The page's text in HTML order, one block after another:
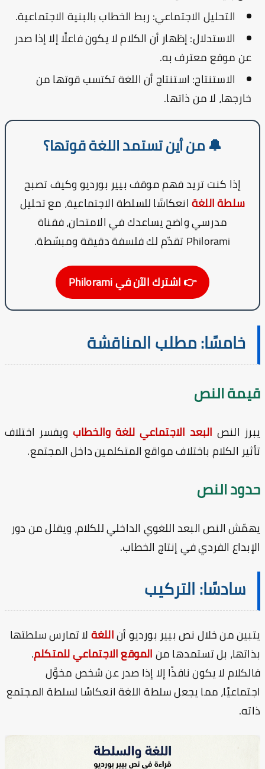
التحليل الاجتماعي:ربط الخطاب بالبنية الاجتماعية.
الاستدلال:إظهار أن الكلام لا يكون فاعلًا إلا إذا صدر
عن موقع معترف به.
الاستنتاج:استنتاج أن اللغة تكتسب قوتها من
خارجها، لا من ذاتها.
🔔 من أين تستمد اللغة قوتها؟
إذا كنت تريد فهم موقف بيير بورديو وكيف تصبح
سلطة اللغةانعكاسًا للسلطة الاجتماعية، مع تحليل
مدرسي واضح يساعدك في الامتحان، فقناة
Philoramiتقدّم لك فلسفة دقيقة ومبسّطة.
👉 اشترك الآن في Philorami
خامسًا: مطلب المناقشة
النص
النصالبعد الاجتماعي للغة والخطابويفسر اختلاف
الكلام باختلاف مواقع المتكلمين داخل المجتمع.
النص
النص البعد اللغوي الداخلي للكلام، ويقلل من دور
الفردي في إنتاج الخطاب.
سادسًا: التركيب
من خلال نص بيير بورديو أناللغةلا تمارس سلطتها
بل تستمدها منالموقع الاجتماعي للمتكلم.
لا يكون نافذًا إلا إذا صدر عن شخص مخوَّل
مما يجعل سلطة اللغة انعكاسًا لسلطة المجتمع